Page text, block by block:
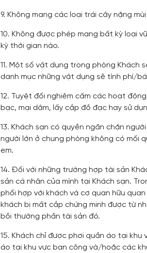
9. Không mang các loại trái cây nặng
10. Không được phép mang bất kỳ loại
kỳ thời gian nào.
11. Một số vật dụng trong phòng Khách
danh mục những vật dụng sẽ tính phí/
12. Tuyệt đối nghiêm cấm các hoạt
bạc, mại dâm, lấy cắp đồ đạc hay sử
13. Khách sạn có quyền ngăn chặn
người lớn ở chung phòng không có mối
em.
14. Đối với những trường hợp tài sản
sản cá nhân của mình tại Khách sạn.
phối hợp với khách và cơ quan hữu
khách bị mất cắp chứng minh được từ
bồi thường phần tài sản đó.
15. Khách chỉ được phơi quần áo tại
áo tại khu vực ban công và/hoặc các